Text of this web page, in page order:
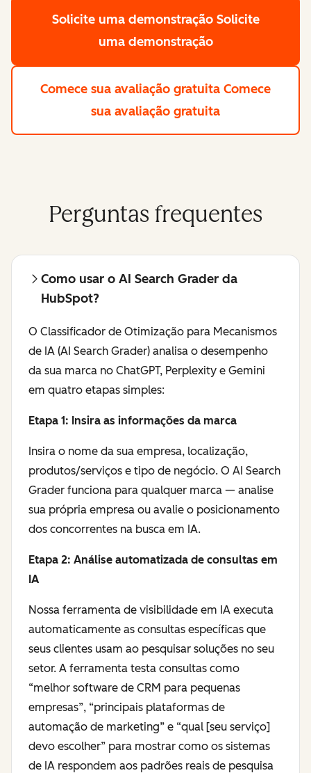
Solicite uma demonstração Solicite
uma demonstração
Comece sua avaliação gratuita Comece
sua avaliação gratuita
Perguntas frequentes
Como usar o AI Search Grader da
HubSpot?
O Classificador de Otimização para Mecanismos
de IA (AI Search Grader) analisa o desempenho
da sua marca no ChatGPT, Perplexity e Gemini
em quatro etapas simples:
Etapa 1: Insira as informações da marca
Insira o nome da sua empresa, localização,
produtos/serviços e tipo de negócio. O AI Search
Grader funciona para qualquer marca — analise
sua própria empresa ou avalie o posicionamento
dos concorrentes na busca em IA.
Etapa 2: Análise automatizada de consultas em
IA
Nossa ferramenta de visibilidade em IA executa
automaticamente as consultas específicas que
seus clientes usam ao pesquisar soluções no seu
setor. A ferramenta testa consultas como
“melhor software de CRM para pequenas
empresas”, “principais plataformas de
automação de marketing” e “qual [seu serviço]
devo escolher” para mostrar como os sistemas
de IA respondem aos padrões reais de pesquisa